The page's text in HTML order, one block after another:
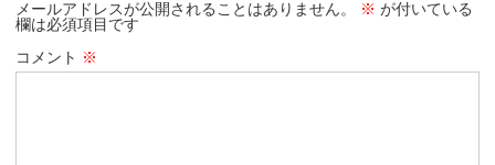
メールアドレスが公開されることはありません。 ※ が付いている
欄は必須項目です
コメント ※